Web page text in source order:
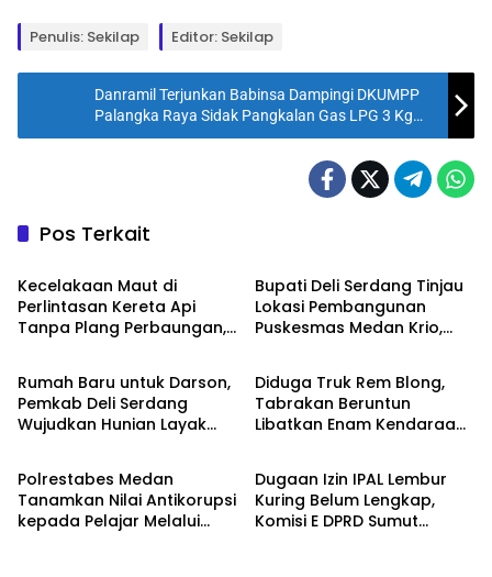
Penulis: Sekilap Editor: Sekilap
Danramil Terjunkan Babinsa Dampingi DKUMPP
Palangka Raya Sidak Pangkalan Gas LPG 3 Kg
Bersubsidi
Pos Terkait
BREAKING NEWS
Kecelakaan Maut di
Perlintasan Kereta Api
Tanpa Plang Perbaungan,
Tewas
Bupati Deli Serdang Tinjau
Lokasi Pembangunan
Puskesmas Medan Krio,
BREAKING NEWS
Rumah Baru untuk Darson,
Pemkab Deli Serdang
Wujudkan Hunian Layak
BREAKING NEWS
Diduga Truk Rem Blong,
Tabrakan Beruntun
Libatkan Enam Kendaraan
BREAKING NEWS
Polrestabes Medan
Tanamkan Nilai Antikorupsi
kepada Pelajar Melalui
BREAKING NEWS
Dugaan Izin IPAL Lembur
Kuring Belum Lengkap,
Komisi E DPRD Sumut